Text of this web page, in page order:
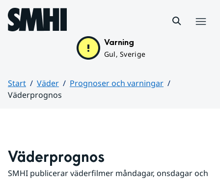
Hoppa till sidans innehåll
Varning
Gul, Sverige
Start Väder
Prognoser och varningar
Väderprognos
Väderprognos
SMHI publicerar väderfilmer måndagar, onsdagar och